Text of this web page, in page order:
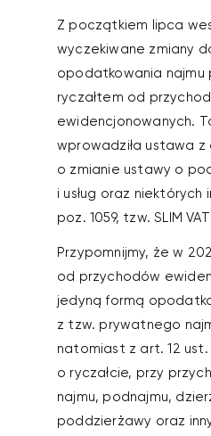
Z początkiem lipca
wyczekiwane zmiany
opodatkowania najmu
ryczałtem od
ewidencjonowanych.
wprowadziła ustawa z
o zmianie ustawy o
i usług oraz niektórych
poz. 1059, tzw. SLIM
Przypomnijmy, że w
od przychodów
jedyną formą
z tzw. prywatnego
natomiast z art. 12
o ryczałcie, przy
najmu, podnajmu,
poddzierżawy oraz